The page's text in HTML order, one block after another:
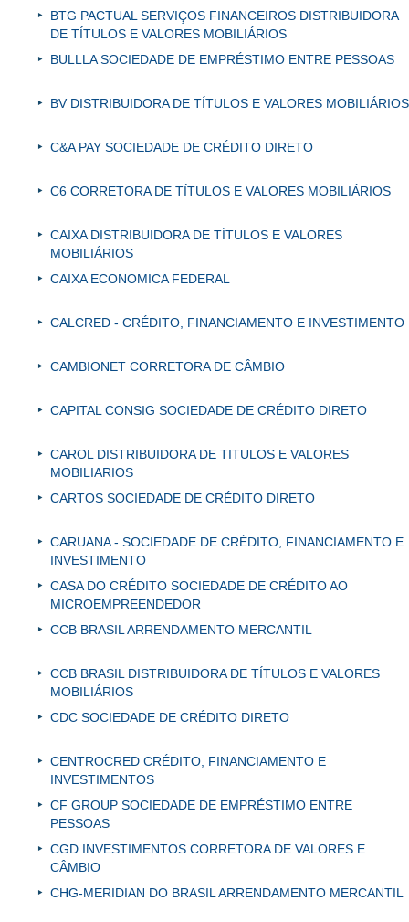
BTG PACTUAL SERVIÇOS FINANCEIROS DISTRIBUIDORA
DE TÍTULOS E VALORES MOBILIÁRIOS
BULLLA SOCIEDADE DE EMPRÉSTIMO ENTRE PESSOAS
BV DISTRIBUIDORA DE TÍTULOS E VALORES MOBILIÁRIOS
C&A PAY SOCIEDADE DE CRÉDITO DIRETO
C6 CORRETORA DE TÍTULOS E VALORES MOBILIÁRIOS
CAIXA DISTRIBUIDORA DE TÍTULOS E VALORES
MOBILIÁRIOS
CAIXA ECONOMICA FEDERAL
CALCRED - CRÉDITO, FINANCIAMENTO E INVESTIMENTO
CAMBIONET CORRETORA DE CÂMBIO
CAPITAL CONSIG SOCIEDADE DE CRÉDITO DIRETO
CAROL DISTRIBUIDORA DE TITULOS E VALORES
MOBILIARIOS
CARTOS SOCIEDADE DE CRÉDITO DIRETO
CARUANA - SOCIEDADE DE CRÉDITO, FINANCIAMENTO E
INVESTIMENTO
CASA DO CRÉDITO SOCIEDADE DE CRÉDITO AO
MICROEMPREENDEDOR
CCB BRASIL ARRENDAMENTO MERCANTIL
CCB BRASIL DISTRIBUIDORA DE TÍTULOS E VALORES
MOBILIÁRIOS
CDC SOCIEDADE DE CRÉDITO DIRETO
CENTROCRED CRÉDITO, FINANCIAMENTO E
INVESTIMENTOS
CF GROUP SOCIEDADE DE EMPRÉSTIMO ENTRE
PESSOAS
CGD INVESTIMENTOS CORRETORA DE VALORES E
CÂMBIO
CHG-MERIDIAN DO BRASIL ARRENDAMENTO MERCANTIL